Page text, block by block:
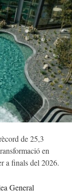
de 25,3
en
a finals del 2026.
General